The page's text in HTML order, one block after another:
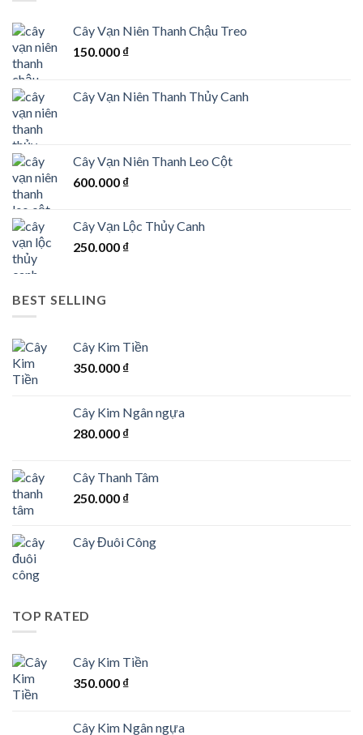
Cây Vạn Niên Thanh Chậu Treo
150.000 ₫
Cây Vạn Niên Thanh Thủy Canh
Cây Vạn Niên Thanh Leo Cột
600.000 ₫
Cây Vạn Lộc Thủy Canh
250.000 ₫
BEST SELLING
Cây Kim Tiền
350.000 ₫
Cây Kim Ngân ngựa
280.000 ₫
Cây Thanh Tâm
250.000 ₫
Cây Đuôi Công
TOP RATED
Cây Kim Tiền
350.000 ₫
Cây Kim Ngân ngựa